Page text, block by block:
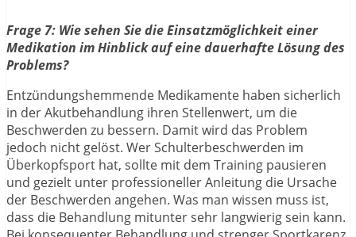
Frage 7: Wie sehen Sie die Einsatzmöglichkeit einer
Medikation im Hinblick auf eine dauerhafte Lösung des
Problems?
Entzündungshemmende Medikamente haben sicherlich
in der Akutbehandlung ihren Stellenwert, um die
Beschwerden zu bessern. Damit wird das Problem
jedoch nicht gelöst. Wer Schulterbeschwerden im
Überkopfsport hat, sollte mit dem Training pausieren
und gezielt unter professioneller Anleitung die Ursache
der Beschwerden angehen. Was man wissen muss ist,
dass die Behandlung mitunter sehr langwierig sein kann.